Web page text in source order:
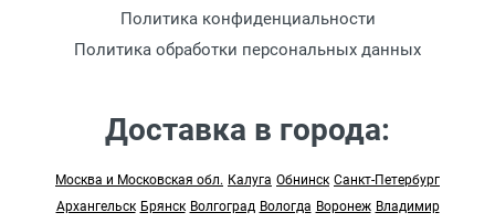
Политика конфиденциальности
Политика обработки персональных данных
Доставка в города:
Москва и Московская обл. Калуга Обнинск Санкт-Петербург
Архангельск Брянск Волгоград Вологда Воронеж Владимир